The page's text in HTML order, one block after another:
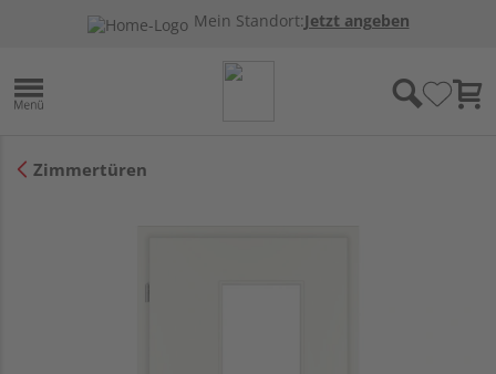
Mein Standort:Jetzt angeben
Zimmertüren